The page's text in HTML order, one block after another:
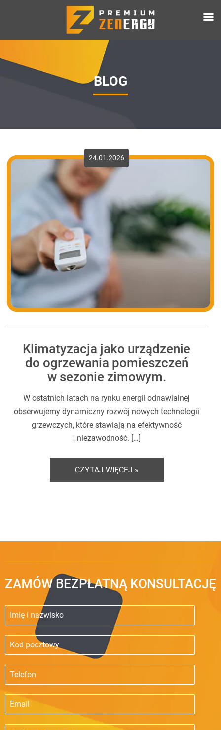
BLOG
24.01.2026
Klimatyzacja jako urządzenie
do ogrzewania pomieszczeń
w sezonie zimowym.
W ostatnich latach na rynku energii odnawialnej
obserwujemy dynamiczny rozwój nowych technologii
grzewczych, które stawiają na efektywność
i niezawodność. […]
CZYTAJ WIĘCEJ »
ZAMÓW BEZPŁATNĄ KONSULTACJĘ